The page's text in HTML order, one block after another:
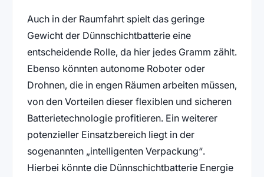
Auch in der Raumfahrt spielt das geringe
Gewicht der Dünnschichtbatterie eine
entscheidende Rolle, da hier jedes Gramm zählt.
Ebenso könnten autonome Roboter oder
Drohnen, die in engen Räumen arbeiten müssen,
von den Vorteilen dieser flexiblen und sicheren
Batterietechnologie profitieren. Ein weiterer
potenzieller Einsatzbereich liegt in der
sogenannten „intelligenten Verpackung“.
Hierbei könnte die Dünnschichtbatterie Energie